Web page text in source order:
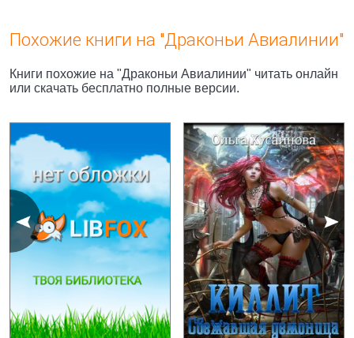
Похожие книги на "Драконьи Авиалинии"
Книги похожие на "Драконьи Авиалинии" читать онлайн
или скачать бесплатно полные версии.